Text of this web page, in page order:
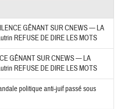
GÊNANT SUR CNEWS — LA
REFUSE DE DIRE LES MOTS
GÊNANT SUR CNEWS — LA
REFUSE DE DIRE LES MOTS
politique anti-juif passé sous